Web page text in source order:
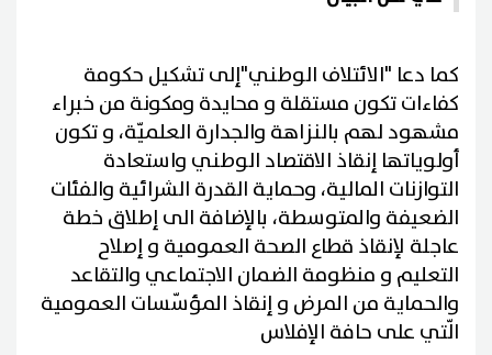
كما دعا "الائتلاف الوطني"إلى تشكيل حكومة
كفاءات تكون مستقلة و محايدة ومكونة من خبراء
مشهود لهم بالنزاهة والجدارة العلميّة، و تكون
أولوياتها إنقاذ الاقتصاد الوطني واستعادة
التوازنات المالية، وحماية القدرة الشرائية والفئات
الضعيفة والمتوسطة، بالإضافة الى إطلاق خطة
عاجلة لإنقاذ قطاع الصحة العمومية و إصلاح
التعليم و منظومة الضمان الاجتماعي والتقاعد
والحماية من المرض و إنقاذ المؤسّسات العمومية
الّتي على حافة الإفلاس